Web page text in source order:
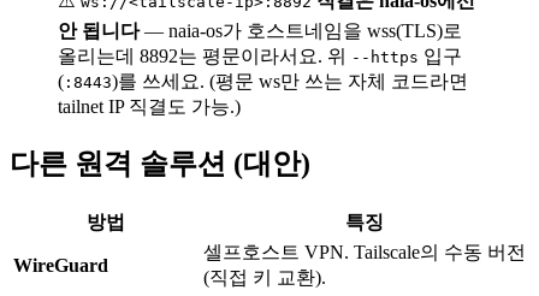
안 됩니다— naia-os가 호스트네임을 wss(TLS)로
올리는데 8892는 평문이라서요. 위
--https 입구
( :8443)를 쓰세요. (평문 ws만 쓰는 자체 코드라면
tailnet IP 직결도 가능.)
다른 원격 솔루션 (대안)
방법 특징
WireGuard
셀프호스트 VPN. Tailscale의 수동 버전
(직접 키 교환).